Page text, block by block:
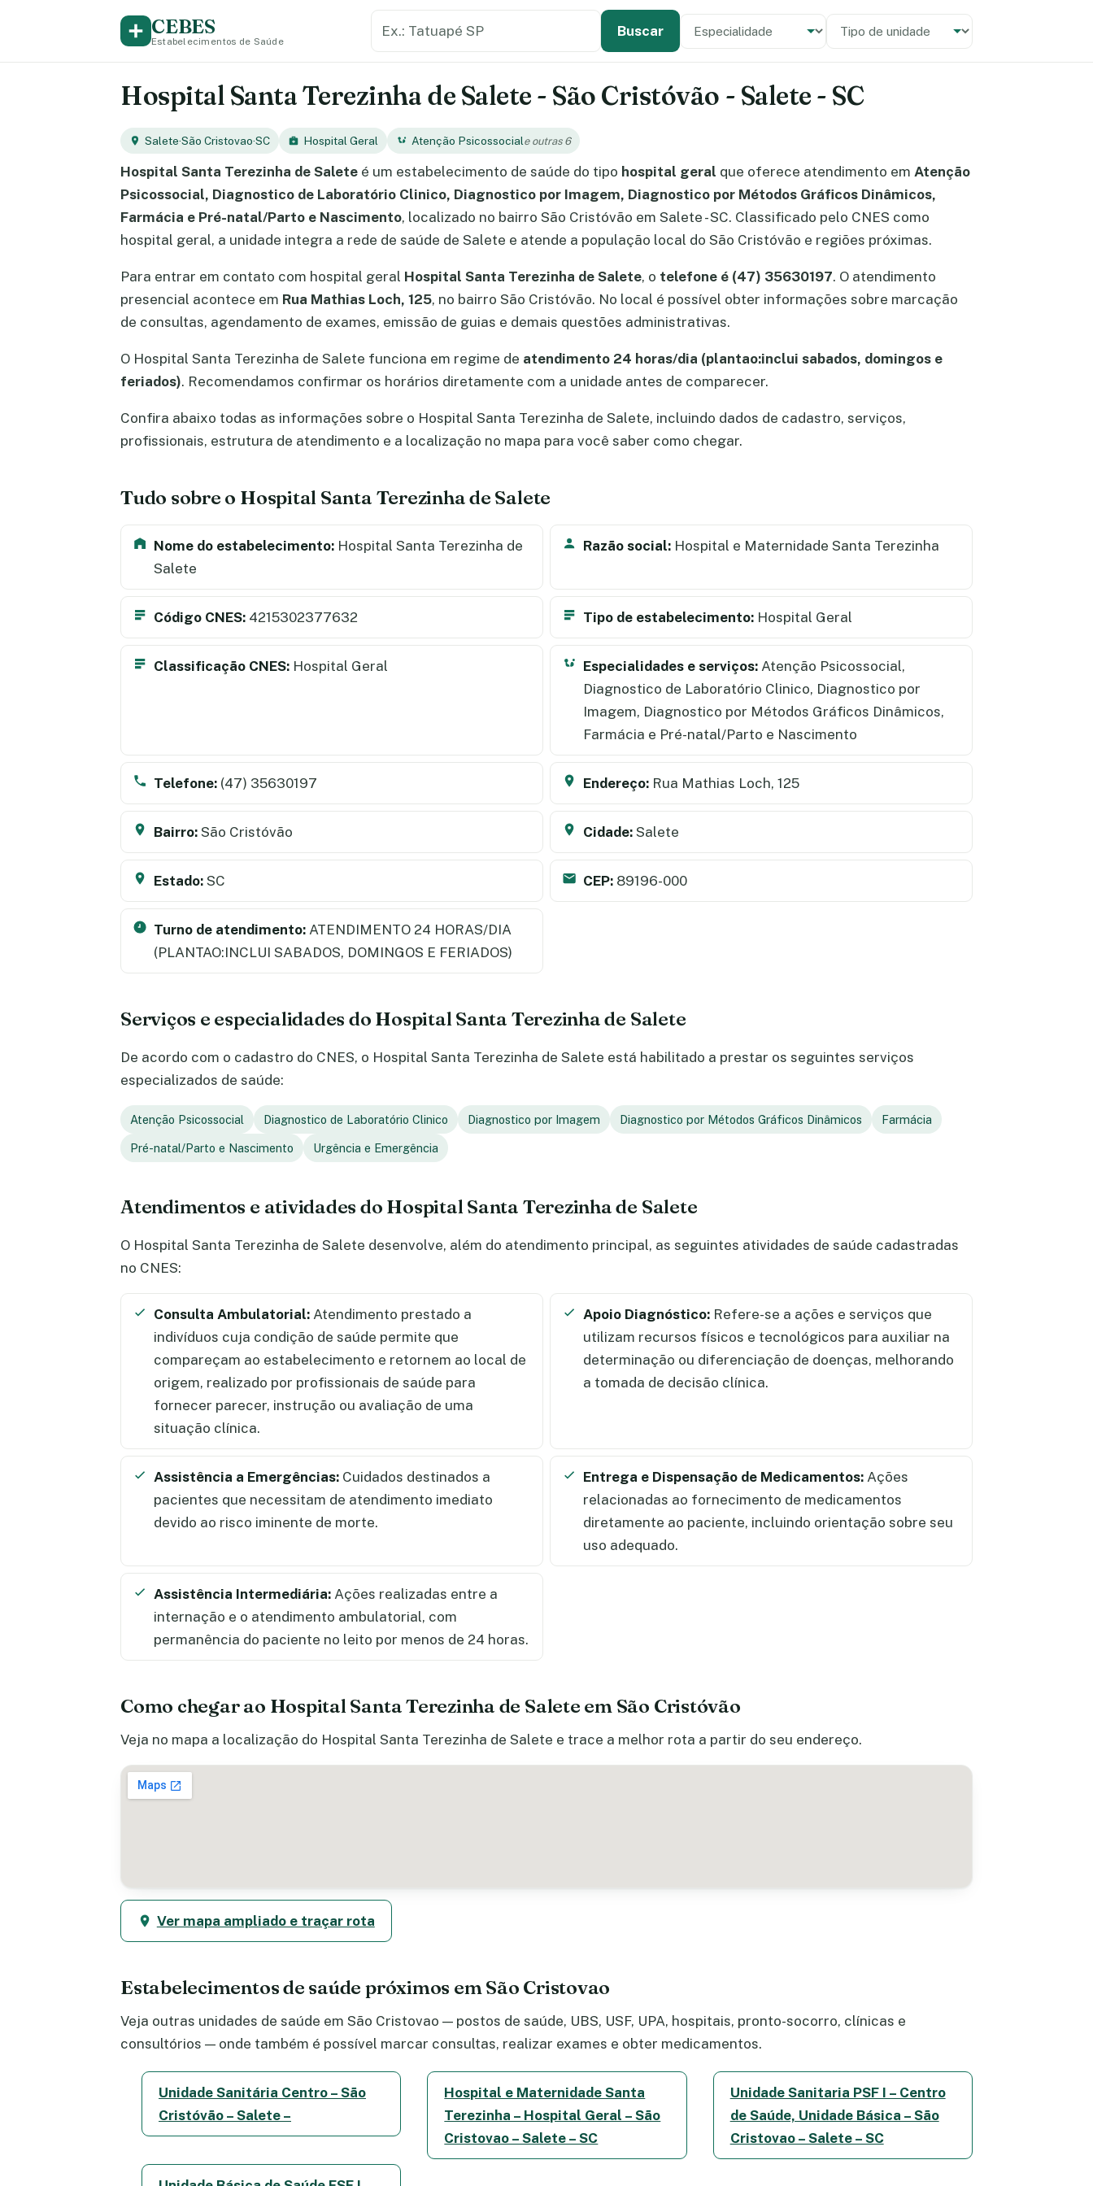
CEBES
Estabelecimentos de Saúde
Buscar Especialidade
Tipo de unidade
Hospital Santa Terezinha de Salete - São Cristóvão - Salete - SC
Salete·São Cristovao·SC Hospital Geral Atenção Psicossociale outras 6
Hospital Santa Terezinha de Salete é um estabelecimento de saúde do tipo hospital geral que oferece atendimento em Atenção
Psicossocial, Diagnostico de Laboratório Clinico, Diagnostico por Imagem, Diagnostico por Métodos Gráficos Dinâmicos,
Farmácia e Pré-natal/Parto e Nascimento, localizado no bairro São Cristóvão em Salete - SC. Classificado pelo CNES como
hospital geral, a unidade integra a rede de saúde de Salete e atende a população local do São Cristóvão e regiões próximas.
Para entrar em contato com hospital geral Hospital Santa Terezinha de Salete, o telefone é (47) 35630197. O atendimento
presencial acontece em Rua Mathias Loch, 125, no bairro São Cristóvão. No local é possível obter informações sobre marcação
de consultas, agendamento de exames, emissão de guias e demais questões administrativas.
O Hospital Santa Terezinha de Salete funciona em regime de atendimento 24 horas/dia (plantao:inclui sabados, domingos e
feriados). Recomendamos confirmar os horários diretamente com a unidade antes de comparecer.
Confira abaixo todas as informações sobre o Hospital Santa Terezinha de Salete, incluindo dados de cadastro, serviços,
profissionais, estrutura de atendimento e a localização no mapa para você saber como chegar.
Tudo sobre o Hospital Santa Terezinha de Salete
Nome do estabelecimento: Hospital Santa Terezinha de
Salete
Razão social: Hospital e Maternidade Santa Terezinha
Código CNES: 4215302377632 Tipo de estabelecimento: Hospital Geral
Classificação CNES: Hospital Geral Especialidades e serviços: Atenção Psicossocial,
Diagnostico de Laboratório Clinico, Diagnostico por
Imagem, Diagnostico por Métodos Gráficos Dinâmicos,
Farmácia e Pré-natal/Parto e Nascimento
Telefone: (47) 35630197 Endereço: Rua Mathias Loch, 125
Bairro: São Cristóvão Cidade: Salete
Estado: SC CEP: 89196-000
Turno de atendimento: ATENDIMENTO 24 HORAS/DIA
(PLANTAO:INCLUI SABADOS, DOMINGOS E FERIADOS)
Serviços e especialidades do Hospital Santa Terezinha de Salete
De acordo com o cadastro do CNES, o Hospital Santa Terezinha de Salete está habilitado a prestar os seguintes serviços
especializados de saúde:
Atenção Psicossocial Diagnostico de Laboratório Clinico Diagnostico por Imagem Diagnostico por Métodos Gráficos Dinâmicos Farmácia
Pré-natal/Parto e Nascimento Urgência e Emergência
Atendimentos e atividades do Hospital Santa Terezinha de Salete
O Hospital Santa Terezinha de Salete desenvolve, além do atendimento principal, as seguintes atividades de saúde cadastradas
no CNES:
Consulta Ambulatorial: Atendimento prestado a
indivíduos cuja condição de saúde permite que
compareçam ao estabelecimento e retornem ao local de
origem, realizado por profissionais de saúde para
fornecer parecer, instrução ou avaliação de uma
situação clínica.
Apoio Diagnóstico: Refere-se a ações e serviços que
utilizam recursos físicos e tecnológicos para auxiliar na
determinação ou diferenciação de doenças, melhorando
a tomada de decisão clínica.
Assistência a Emergências: Cuidados destinados a
pacientes que necessitam de atendimento imediato
devido ao risco iminente de morte.
Entrega e Dispensação de Medicamentos: Ações
relacionadas ao fornecimento de medicamentos
diretamente ao paciente, incluindo orientação sobre seu
uso adequado.
Assistência Intermediária: Ações realizadas entre a
internação e o atendimento ambulatorial, com
permanência do paciente no leito por menos de 24 horas.
Como chegar ao Hospital Santa Terezinha de Salete em São Cristóvão
Veja no mapa a localização do Hospital Santa Terezinha de Salete e trace a melhor rota a partir do seu endereço.
Ver mapa ampliado e traçar rota
Estabelecimentos de saúde próximos em São Cristovao
Veja outras unidades de saúde em São Cristovao — postos de saúde, UBS, USF, UPA, hospitais, pronto-socorro, clínicas e
consultórios — onde também é possível marcar consultas, realizar exames e obter medicamentos.
Unidade Sanitária Centro – São
Cristóvão – Salete –
Hospital e Maternidade Santa
Terezinha – Hospital Geral – São
Cristovao – Salete – SC
Unidade Sanitaria PSF I – Centro
de Saúde, Unidade Básica – São
Cristovao – Salete – SC